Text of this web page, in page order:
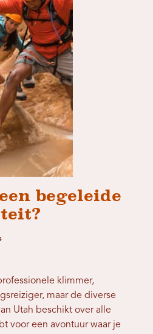
begeleide
klimmer,
maar de diverse
Utah beschikt over alle
voor een avontuur waar je